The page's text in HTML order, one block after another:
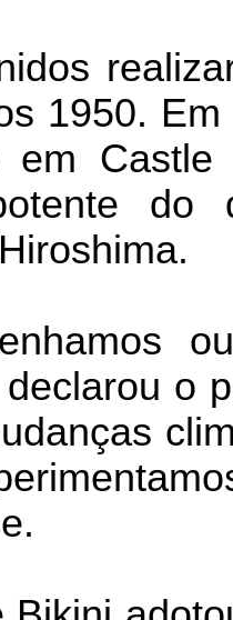
1950.
em
do
o